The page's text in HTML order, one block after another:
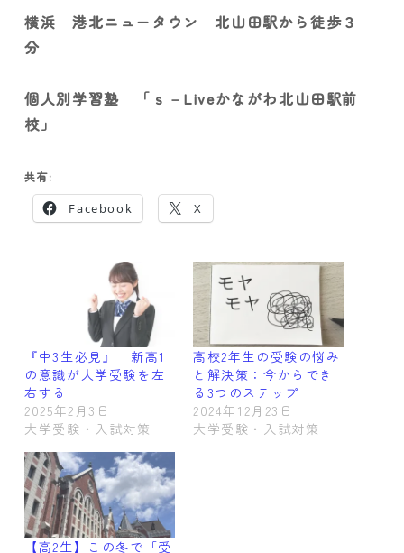
横浜 港北ニュータウン 北山田駅から徒歩３
分
個人別学習塾 「ｓ－Liveかながわ北山田駅前
校」
共有:
Facebook X
『中3生必見』 新高1
の意識が大学受験を左
右する
2025年2月3日
大学受験・入試対策
高校2年生の受験の悩み
と解決策：今からでき
る3つのステップ
2024年12月23日
大学受験・入試対策
【高2生】この冬で「受